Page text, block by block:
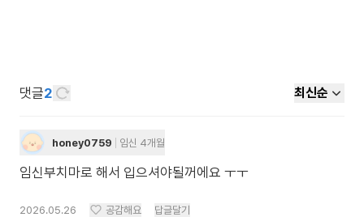
댓글2 최신순
honey0759 임신 4개월
임신부치마로 해서 입으셔야될꺼에요 ㅜㅜ
2026.05.26 공감해요 답글달기